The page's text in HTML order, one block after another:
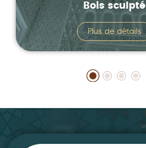
Bois sculpté
Plus de détails